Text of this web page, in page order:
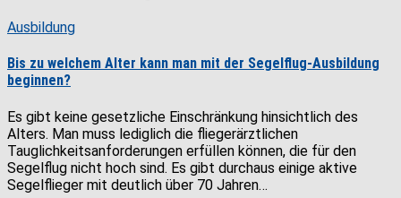
Ausbildung
Bis zu welchem Alter kann man mit der Segelflug-Ausbildung
beginnen?
Es gibt keine gesetzliche Einschränkung hinsichtlich des
Alters. Man muss lediglich die fliegerärztlichen
Tauglichkeitsanforderungen erfüllen können, die für den
Segelflug nicht hoch sind. Es gibt durchaus einige aktive
Segelflieger mit deutlich über 70 Jahren…